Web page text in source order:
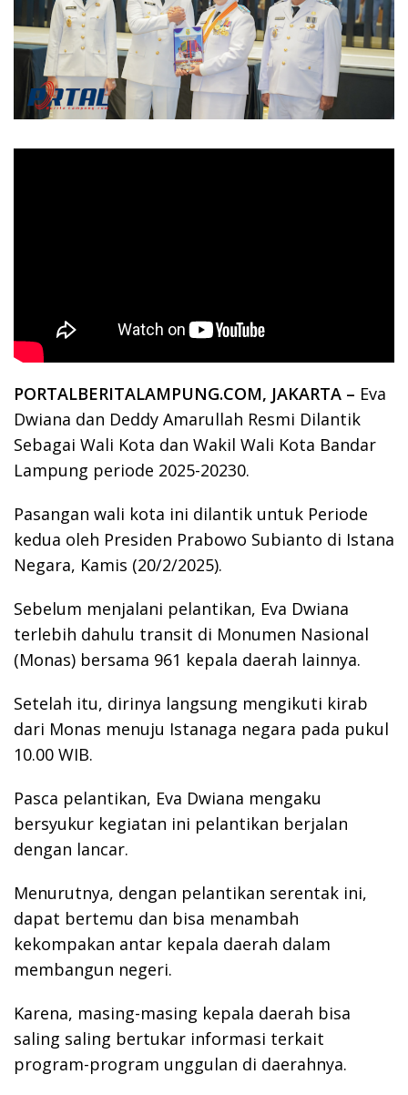
PORTALBERITALAMPUNG.COM, JAKARTA – Eva
Dwiana dan Deddy Amarullah Resmi Dilantik
Sebagai Wali Kota dan Wakil Wali Kota Bandar
Lampung periode 2025-20230.
Pasangan wali kota ini dilantik untuk Periode
kedua oleh Presiden Prabowo Subianto di Istana
Negara, Kamis (20/2/2025).
Sebelum menjalani pelantikan, Eva Dwiana
terlebih dahulu transit di Monumen Nasional
(Monas) bersama 961 kepala daerah lainnya.
Setelah itu, dirinya langsung mengikuti kirab
dari Monas menuju Istanaga negara pada pukul
10.00 WIB.
Pasca pelantikan, Eva Dwiana mengaku
bersyukur kegiatan ini pelantikan berjalan
dengan lancar.
Menurutnya, dengan pelantikan serentak ini,
dapat bertemu dan bisa menambah
kekompakan antar kepala daerah dalam
membangun negeri.
Karena, masing-masing kepala daerah bisa
saling saling bertukar informasi terkait
program-program unggulan di daerahnya.